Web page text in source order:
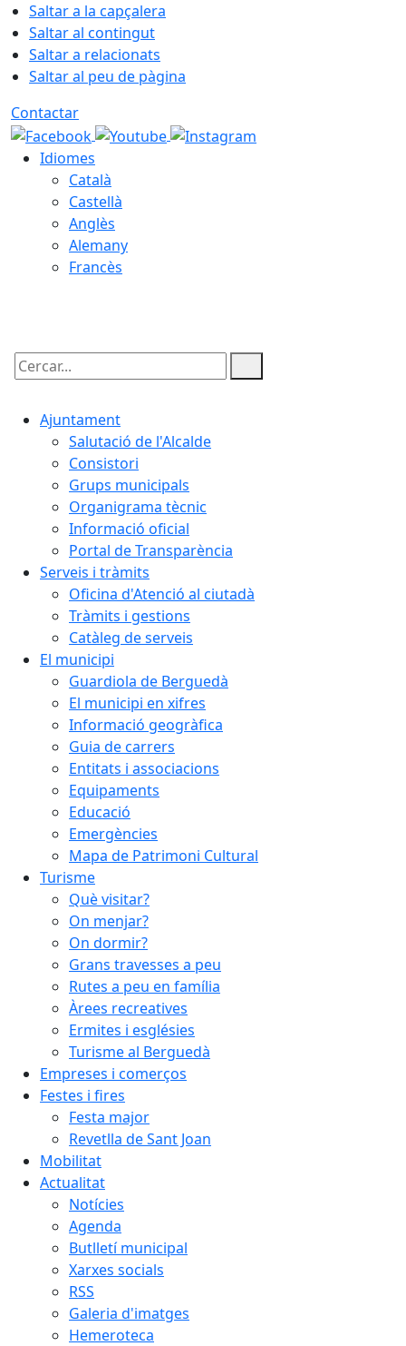
Saltar a la capçalera
Saltar al contingut
Saltar a relacionats
Saltar al peu de pàgina
Contactar
Idiomes
Català
Castellà
Anglès
Alemany
Francès
Cercar:
Ajuntament
Salutació de l'Alcalde
Consistori
Grups municipals
Organigrama tècnic
Informació oficial
Portal de Transparència
Serveis i tràmits
Oficina d'Atenció al ciutadà
Tràmits i gestions
Catàleg de serveis
El municipi
Guardiola de Berguedà
El municipi en xifres
Informació geogràfica
Guia de carrers
Entitats i associacions
Equipaments
Educació
Emergències
Mapa de Patrimoni Cultural
Turisme
Què visitar?
On menjar?
On dormir?
Grans travesses a peu
Rutes a peu en família
Àrees recreatives
Ermites i esglésies
Turisme al Berguedà
Empreses i comerços
Festes i fires
Festa major
Revetlla de Sant Joan
Mobilitat
Actualitat
Notícies
Agenda
Butlletí municipal
Xarxes socials
RSS
Galeria d'imatges
Hemeroteca